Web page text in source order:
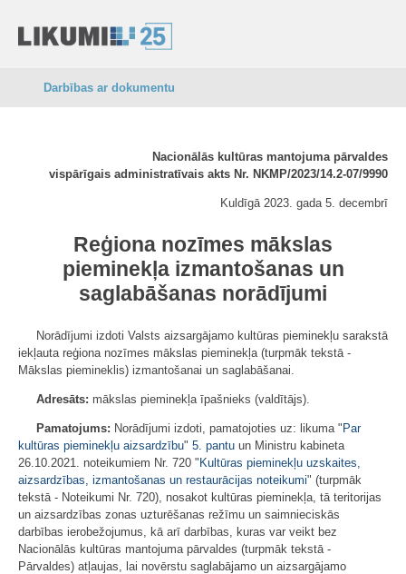
Darbības ar dokumentu
Nacionālās kultūras mantojuma pārvaldes
vispārīgais administratīvais akts Nr. NKMP/2023/14.2-07/9990
Kuldīgā 2023. gada 5. decembrī
Reģiona nozīmes mākslas
pieminekļa izmantošanas un
saglabāšanas norādījumi
Norādījumi izdoti Valsts aizsargājamo kultūras pieminekļu sarakstā
iekļauta reģiona nozīmes mākslas pieminekļa (turpmāk tekstā -
Mākslas piemineklis) izmantošanai un saglabāšanai.
Adresāts: mākslas pieminekļa īpašnieks (valdītājs).
Pamatojums: Norādījumi izdoti, pamatojoties uz: likuma " Par
kultūras pieminekļu aizsardzību" 5. pantu un Ministru kabineta
26.10.2021. noteikumiem Nr. 720 " Kultūras pieminekļu uzskaites,
aizsardzības, izmantošanas un restaurācijas noteikumi" (turpmāk
tekstā - Noteikumi Nr. 720), nosakot kultūras pieminekļa, tā teritorijas
un aizsardzības zonas uzturēšanas režīmu un saimnieciskās
darbības ierobežojumus, kā arī darbības, kuras var veikt bez
Nacionālās kultūras mantojuma pārvaldes (turpmāk tekstā -
Pārvaldes) atļaujas, lai novērstu saglabājamo un aizsargājamo